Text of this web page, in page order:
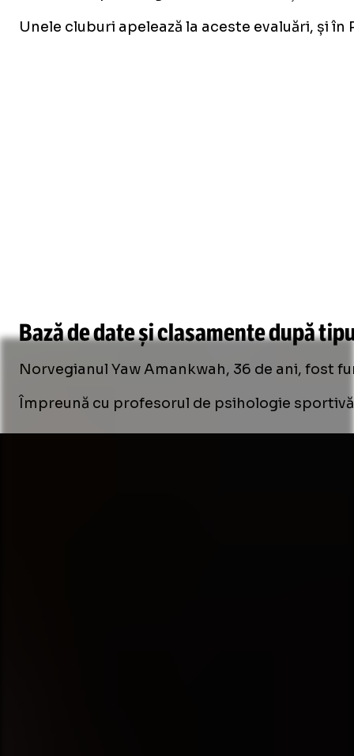
Unele cluburi apelează la aceste evaluări, și
Bază de date și clasamente după
Norvegianul Yaw Amankwah, 36 de ani, fost
Împreună cu profesorul de psihologie